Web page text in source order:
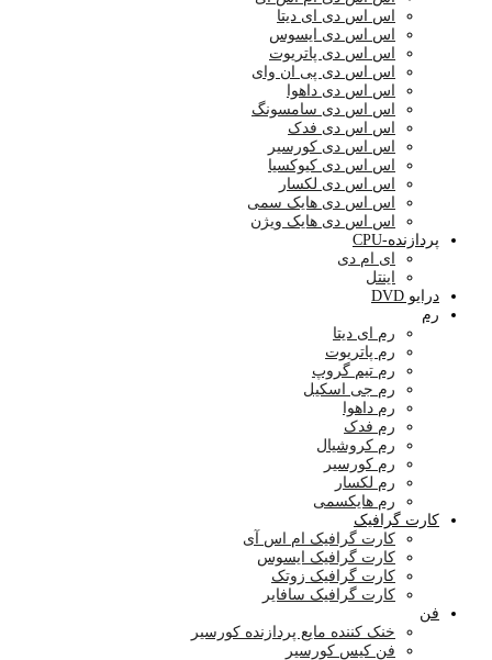
اس اس دی ای دیتا
اس اس دی ایسوس
اس اس دی پاتریوت
اس اس دی پی ان وای
اس اس دی داهوا
اس اس دی سامسونگ
اس اس دی فدک
اس اس دی کورسیر
اس اس دی کیوکسیا
اس اس دی لکسار
اس اس دی هایک سمی
اس اس دی هایک ویژن
پردازنده-CPU
ای ام دی
اینتل
درایو DVD
رم
رم ای دیتا
رم پاتریوت
رم تیم گروپ
رم جی اسکیل
رم داهوا
رم فدک
رم کروشیال
رم کورسیر
رم لکسار
رم هایکسمی
کارت گرافیک
کارت گرافیک ام اس آی
کارت گرافیک ایسوس
کارت گرافیک زوتک
کارت گرافیک سافایر
فن
خنک کننده مایع پردازنده کورسیر
فن کیس کورسیر